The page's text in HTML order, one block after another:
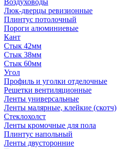
Воздуховоды
Люк-дверцы ревизионные
Плинтус потолочный
Пороги алюминиевые
Кант
Стык 42мм
Стык 38мм
Стык 60мм
Угол
Профиль и уголки отделочные
Решетки вентиляционные
Ленты универсальные
Ленты малярные, клейкие (скотч)
Стеклохолст
Ленты кромочные для пола
Плинтус напольный
Ленты двусторонние